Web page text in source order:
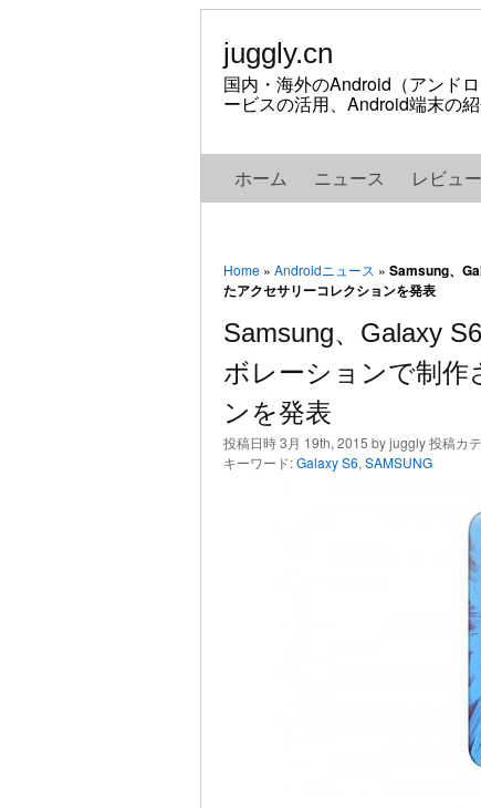
juggly.cn
国内・海外のAndroid（アンド
ービスの活用、Android端末の
ホーム ニュース レビュー
Home » Androidニュース » Samsung、
たアクセサリーコレクションを発表
Samsung、Galaxy
ボレーションで制作
ンを発表
投稿日時 3月 19th, 2015 by juggly 投稿カ
キーワード:Galaxy S6, SAMSUNG